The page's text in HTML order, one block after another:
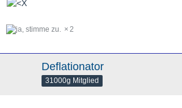
2
Deflationator
31000g Mitglied